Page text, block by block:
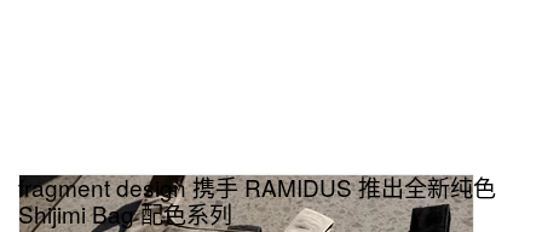
fragment design 携手 RAMIDUS 推出全新纯色
Shijimi Bag 配色系列